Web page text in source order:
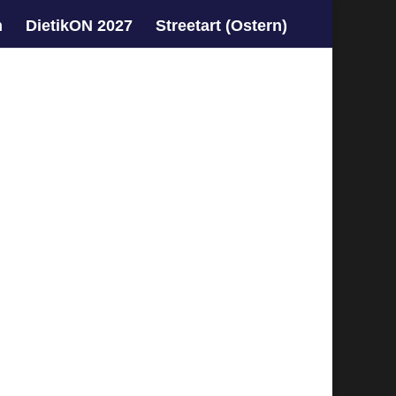
DietikON 2027 Streetart (Ostern)